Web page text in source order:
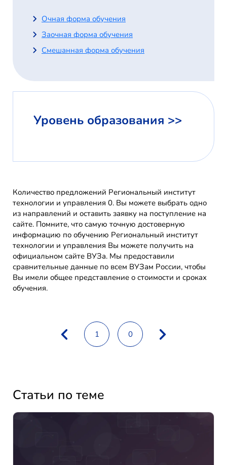
Очная форма обучения
Заочная форма обучения
Смешанная форма обучения
Уровень образования >>
Количество предложений Региональный институт
технологии и управления 0. Вы можете выбрать одно
из направлений и оставить заявку на поступление на
сайте. Помните, что самую точную достоверную
информацию по обучению Региональный институт
технологии и управления Вы можете получить на
официальном сайте ВУЗа. Мы предоставили
сравнительные данные по всем ВУЗам России, чтобы
Вы имели общее представление о стоимости и сроках
обучения.
1 0
Статьи по теме